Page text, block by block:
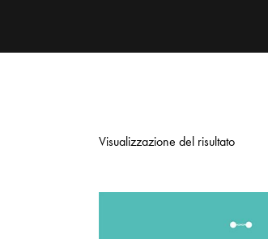
Visualizzazione del risultato